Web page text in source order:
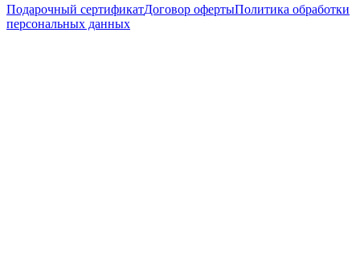
Подарочный сертификатДоговор офертыПолитика обработки
персональных данных